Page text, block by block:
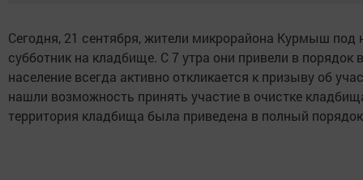
Сегодня, 21 сентября, жители микрорайона Курмыш
субботник на кладбище. С 7 утра они привели в
население всегда активно откликается к призыву об
нашли возможность принять участие в очистке
территория кладбища была приведена в полный